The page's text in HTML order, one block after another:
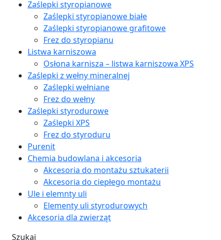
Zaślepki styropianowe
Zaślepki styropianowe białe
Zaślepki styropianowe grafitowe
Frez do styropianu
Listwa karniszowa
Osłona karnisza – listwa karniszowa XPS
Zaślepki z wełny mineralnej
Zaślepki wełniane
Frez do wełny
Zaślepki styrodurowe
Zaślepki XPS
Frez do styroduru
Purenit
Chemia budowlana i akcesoria
Akcesoria do montażu sztukaterii
Akcesoria do ciepłego montażu
Ule i elemnty uli
Elementy uli styrodurowych
Akcesoria dla zwierząt
Szukaj